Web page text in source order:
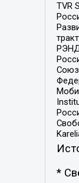
TVR
РЭНД
Союз
*